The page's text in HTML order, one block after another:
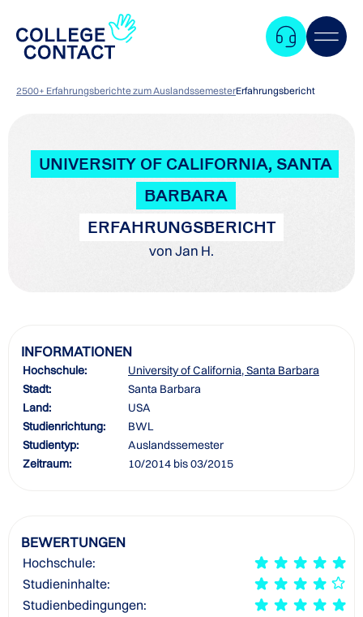
2500+ Erfahrungsberichte zum AuslandssemesterErfahrungsbericht
UNIVERSITY OF CALIFORNIA, SANTA
BARBARA
ERFAHRUNGSBERICHT
von Jan H.
INFORMATIONEN
Hochschule:
University of California, Santa Barbara
Stadt:
Santa Barbara
Land:
USA
Studienrichtung:
BWL
Studientyp:
Auslandssemester
Zeitraum:
10/2014 bis 03/2015
BEWERTUNGEN
Hochschule:
Studieninhalte:
Studienbedingungen: